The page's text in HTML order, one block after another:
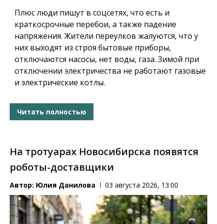
Плюс люди пишут в соцсетях, что есть и
краткосрочные перебои, а также падение
напряжения. Жители переулков жалуются, что у
них выходят из строя бытовые приборы,
отключаются насосы, нет воды, газа. Зимой при
отключении электричества не работают газовые
и электрические котлы.
Читать полностью
На тротуарах Новосибирска появятся
роботы-доставщики
Автор: Юлия Данилова 03 августа 2026, 13:00